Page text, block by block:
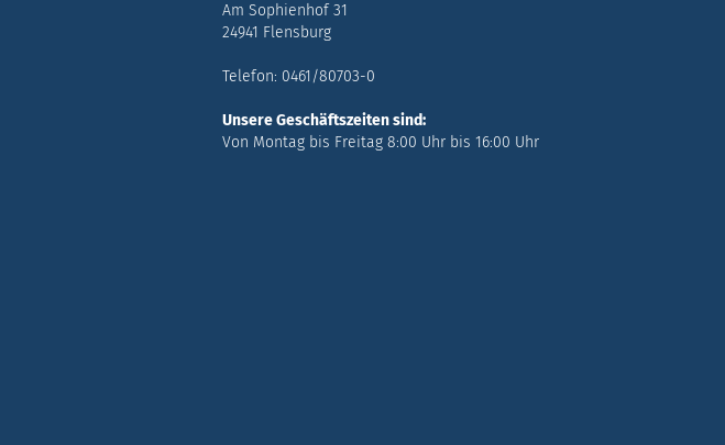
Am Sophienhof 31
24941 Flensburg
Telefon: 0461/80703-0
Unsere Geschäftszeiten sind:
Von Montag bis Freitag 8:00 Uhr bis 16:00 Uhr